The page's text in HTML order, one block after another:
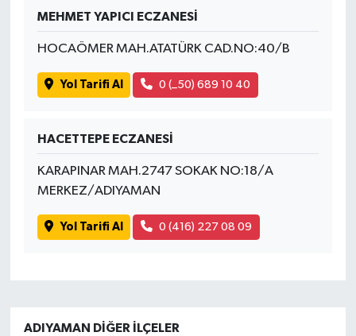
MEHMET YAPICI ECZANESİ
HOCAÖMER MAH.ATATÜRK CAD.NO:40/B
Yol Tarifi Al 0 (_50) 689 10 40
HACETTEPE ECZANESİ
KARAPINAR MAH.2747 SOKAK NO:18/A
MERKEZ/ADIYAMAN
Yol Tarifi Al 0 (416) 227 08 09
ADIYAMAN DIĞER İLÇELER